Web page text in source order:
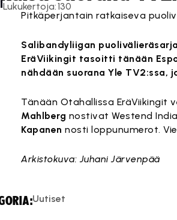
Lukukertoja:130
Pitkäperjantain ratkaiseva
Salibandyliigan
EräViikingit tasoitti tänään
nähdään suorana Yle TV2:ssa,
Tänään Otahallissa EräViikingit
Mahlberg nostivat Westend
Kapanen nosti loppunumerot.
Arkistokuva: Juhani Järvenpää
Uutiset